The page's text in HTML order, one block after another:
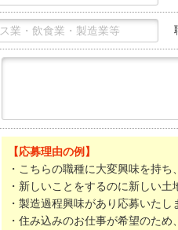
【応募理由の例】
・こちらの職種に大変興味を持
・新しいことをするのに新しい
・製造過程興味があり応募いたし
・住み込みのお仕事が希望のた